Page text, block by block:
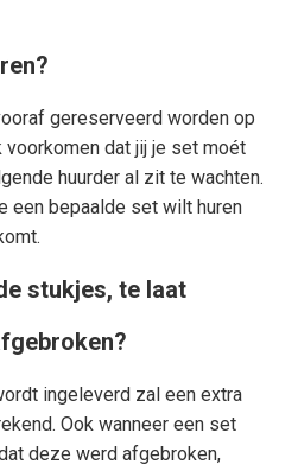
gereserveerd worden op
voorkomen dat jij je set moét
huurder al zit te wachten.
een bepaalde set wilt huren
stukjes, te laat
ingeleverd zal een extra
Ook wanneer een set
deze werd afgebroken,